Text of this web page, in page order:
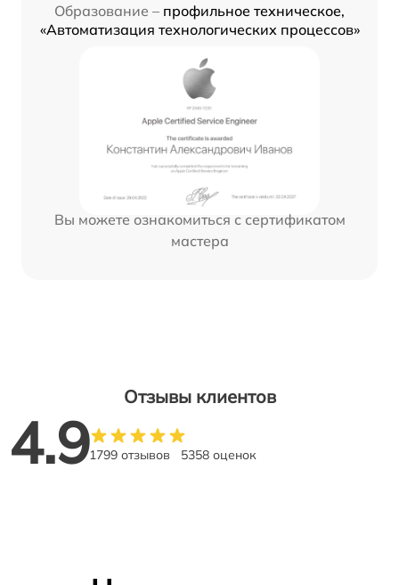
Образование – профильное техническое,
«Автоматизация технологических процессов»
Вы можете ознакомиться с сертификатом
мастера
Отзывы клиентов
4.91799 отзывов 5358 оценок